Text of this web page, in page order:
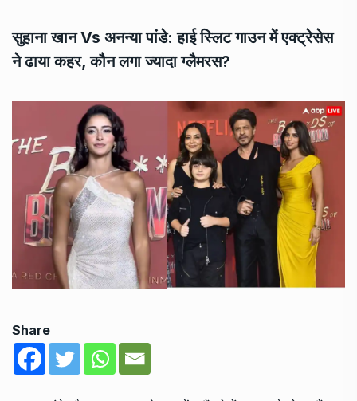
सुहाना खान Vs अनन्या पांडे: हाई स्लिट गाउन में एक्ट्रेसेस
ने ढाया कहर, कौन लगा ज्यादा ग्लैमरस?
Share